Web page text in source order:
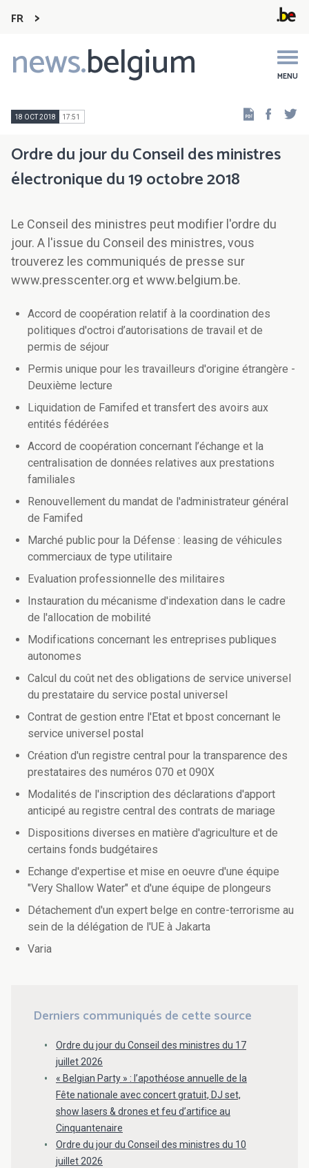
FR
news.belgium MENU
Main
navigation
18 OCT 2018 17:51
Ordre du jour du Conseil des ministres
électronique du 19 octobre 2018
Le Conseil des ministres peut modifier l'ordre du
jour. A l'issue du Conseil des ministres, vous
trouverez les communiqués de presse sur
www.presscenter.org et www.belgium.be.
Accord de coopération relatif à la coordination des
politiques d'octroi d’autorisations de travail et de
permis de séjour
Permis unique pour les travailleurs d'origine étrangère -
Deuxième lecture
Liquidation de Famifed et transfert des avoirs aux
entités fédérées
Accord de coopération concernant l’échange et la
centralisation de données relatives aux prestations
familiales
Renouvellement du mandat de l'administrateur général
de Famifed
Marché public pour la Défense : leasing de véhicules
commerciaux de type utilitaire
Evaluation professionnelle des militaires
Instauration du mécanisme d'indexation dans le cadre
de l'allocation de mobilité
Modifications concernant les entreprises publiques
autonomes
Calcul du coût net des obligations de service universel
du prestataire du service postal universel
Contrat de gestion entre l'Etat et bpost concernant le
service universel postal
Création d'un registre central pour la transparence des
prestataires des numéros 070 et 090X
Modalités de l'inscription des déclarations d'apport
anticipé au registre central des contrats de mariage
Dispositions diverses en matière d'agriculture et de
certains fonds budgétaires
Echange d'expertise et mise en oeuvre d'une équipe
"Very Shallow Water" et d'une équipe de plongeurs
Détachement d'un expert belge en contre-terrorisme au
sein de la délégation de l'UE à Jakarta
Varia
Derniers communiqués de cette source
Ordre du jour du Conseil des ministres du 17
juillet 2026
« Belgian Party » : l’apothéose annuelle de la
Fête nationale avec concert gratuit, DJ set,
show lasers & drones et feu d’artifice au
Cinquantenaire
Ordre du jour du Conseil des ministres du 10
juillet 2026